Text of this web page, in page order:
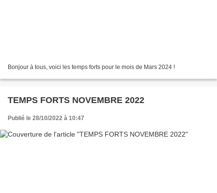
Bonjour à tous, voici les temps forts pour le mois de Mars 2024 !
TEMPS FORTS NOVEMBRE 2022
Publié le 28/10/2022 à 10:47